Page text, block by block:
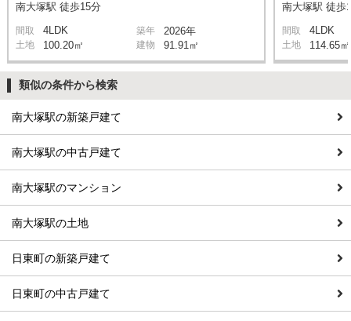
南大塚駅 徒歩15分
間取 4LDK 築年 2026年
土地 100.20㎡ 建物 91.91㎡
南大塚駅 徒歩
間取 4LDK
土地 114.65㎡
類似の条件から検索
南大塚駅の新築戸建て
南大塚駅の中古戸建て
南大塚駅のマンション
南大塚駅の土地
日東町の新築戸建て
日東町の中古戸建て